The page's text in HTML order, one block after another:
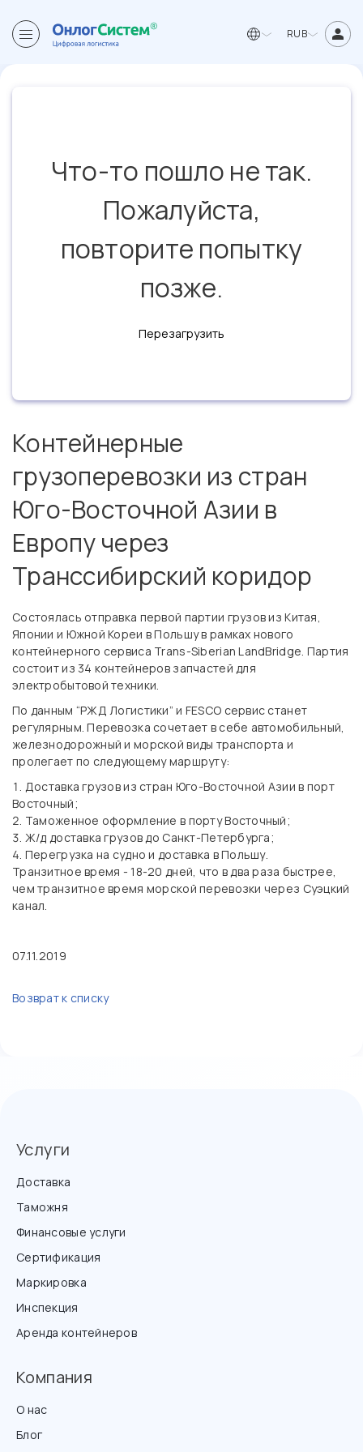
RUB
Что-то пошло не так.
Пожалуйста,
повторите попытку
позже.
Перезагрузить
Контейнерные
грузоперевозки из стран
Юго-Восточной Азии в
Европу через
Транссибирский коридор
Состоялась отправка первой партии грузов из Китая,
Японии и Южной Кореи в Польшу в рамках нового
контейнерного сервиса Trans-Siberian LandBridge. Партия
состоит из 34 контейнеров запчастей для
электробытовой техники.
По данным “РЖД Логистики” и FESCO сервис станет
регулярным. Перевозка сочетает в себе автомобильный,
железнодорожный и морской виды транспорта и
пролегает по следующему маршруту:
Доставка грузов из стран Юго-Восточной Азии в порт
Восточный;
Таможенное оформление в порту Восточный;
Ж/д доставка грузов до Санкт-Петербурга;
Перегрузка на судно и доставка в Польшу.
Транзитное время - 18-20 дней, что в два раза быстрее,
чем транзитное время морской перевозки через Суэцкий
канал.
07.11.2019
Возврат к списку
Услуги
Доставка
Таможня
Финансовые услуги
Сертификация
Маркировка
Инспекция
Аренда контейнеров
Компания
О нас
Блог